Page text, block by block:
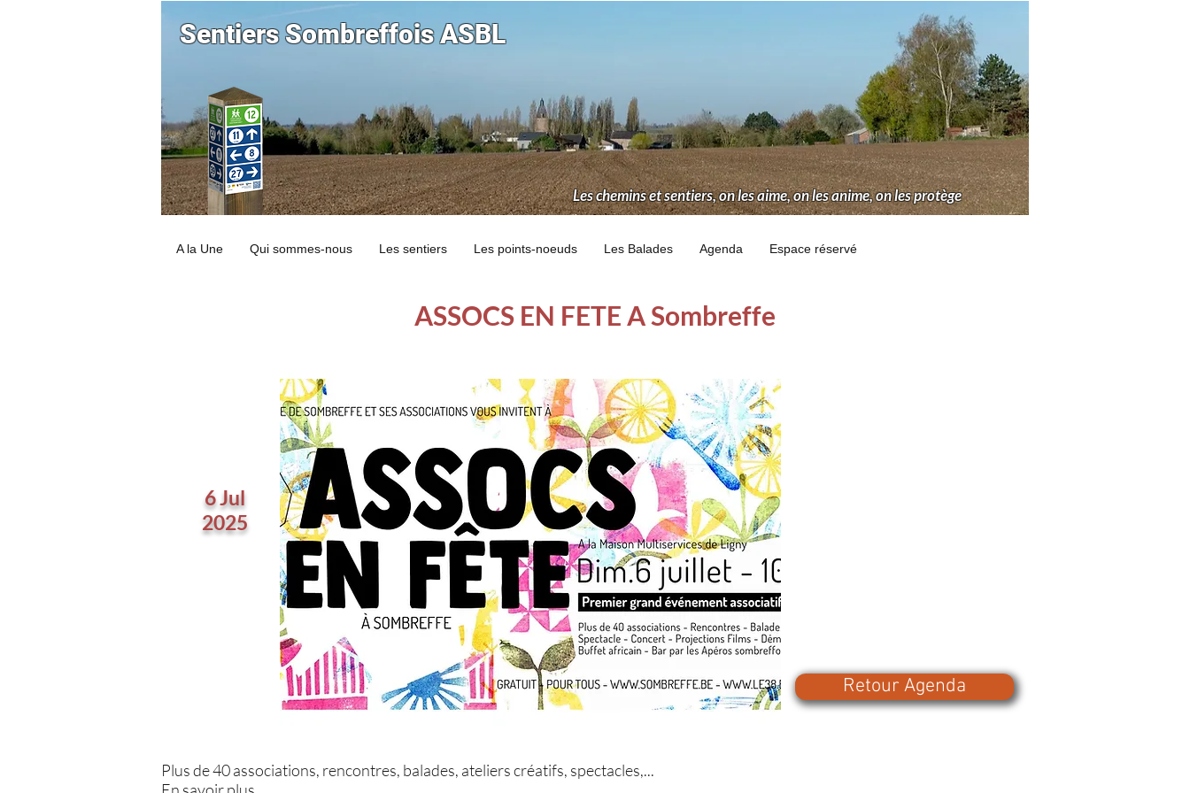
Sentiers Sombreffois ASBL
Les chemins et sentiers, on les aime, on les anime, on les protège
A la Une Qui sommes-nous Les sentiers Les points-noeuds Les Balades Agenda Espace réservé
ASSOCS EN FETE A Sombreffe
6 Jul
2025
Retour Agenda
Plus de 40 associations, rencontres, balades, ateliers créatifs, spectacles,...